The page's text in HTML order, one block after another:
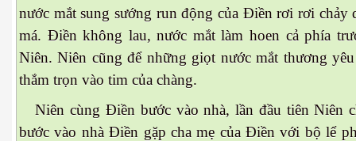
nước mắt sung sướng run động của Điền rơi rơi chảy
má. Điền không lau, nước mắt làm hoen cả phía
Niên. Niên cũng để những giọt nước mắt thương
thắm trọn vào tim của chàng.
Niên cùng Điền bước vào nhà, lần đầu tiên Niên
bước vào nhà Điền gặp cha mẹ của Điền với bộ lể